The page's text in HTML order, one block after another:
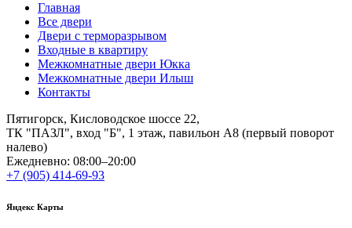
Главная
Все двери
Двери с терморазрывом
Входные в квартиру
Межкомнатные двери Юкка
Межкомнатные двери Илыш
Контакты
Пятигорск, Кисловодское шоссе 22,
ТК "ПАЗЛ", вход "Б", 1 этаж, павильон А8 (первый поворот
налево)
Ежедневно: 08:00–20:00
+7 (905) 414-69-93
Яндекс Карты